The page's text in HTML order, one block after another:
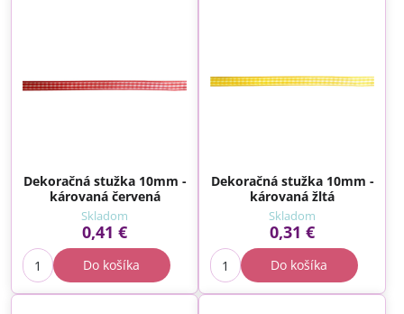
Dekoračná stužka 10mm -
károvaná červená
Skladom
0,41 €
Do košíka
Dekoračná stužka 10mm -
károvaná žltá
Skladom
0,31 €
Do košíka